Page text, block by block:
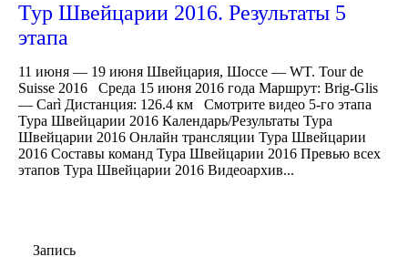
Тур Швейцарии 2016. Результаты 5
этапа
11 июня — 19 июня Швейцария, Шоссе — WT. Tour de
Suisse 2016 Среда 15 июня 2016 года Маршрут: Brig-Glis
— Carì Дистанция: 126.4 км Смотрите видео 5-го этапа
Тура Швейцарии 2016 Календарь/Результаты Тура
Швейцарии 2016 Онлайн трансляции Тура Швейцарии
2016 Составы команд Тура Швейцарии 2016 Превью всех
этапов Тура Швейцарии 2016 Видеоархив...
Запись